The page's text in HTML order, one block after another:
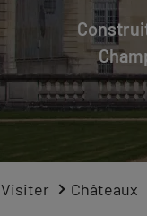
Visiter Châteaux